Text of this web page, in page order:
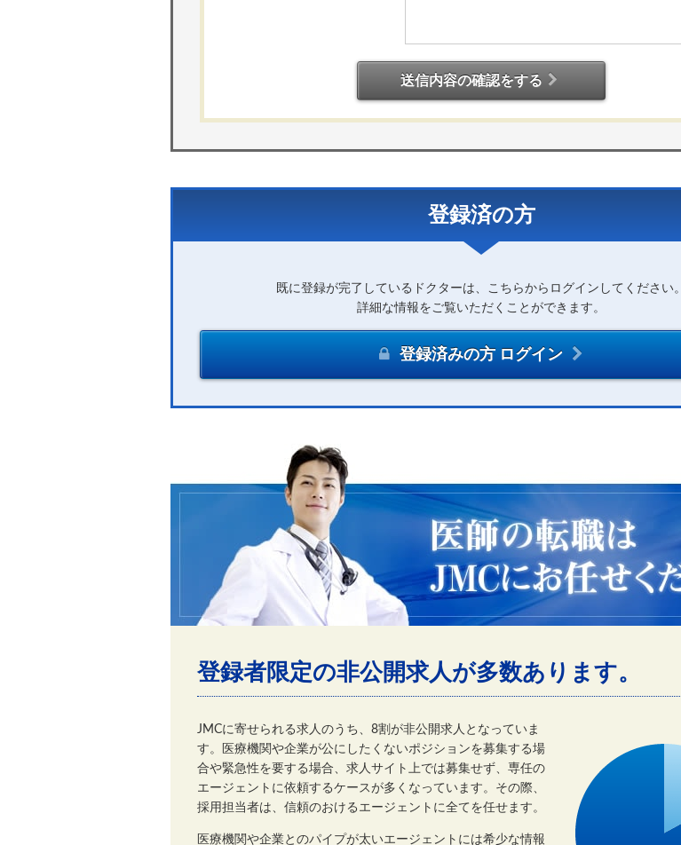
送信内容の確認をする
登録済の方
既に登録が完了しているドクターは、こちらからログインしてください。
詳細な情報をご覧いただくことができます。
登録済みの方 ログイン
登録者限定の非公開求人が多数あります。
JMCに寄せられる求人のうち、8割が非公開求人となっていま
す。医療機関や企業が公にしたくないポジションを募集する場
合や緊急性を要する場合、求人サイト上では募集せず、専任の
エージェントに依頼するケースが多くなっています。その際、
採用担当者は、信頼のおけるエージェントに全てを任せます。
医療機関や企業とのパイプが太いエージェントには希少な情報